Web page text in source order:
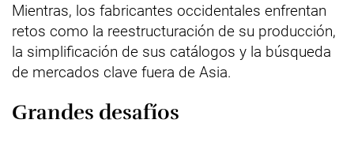
Mientras, los fabricantes occidentales enfrentan
retos como la reestructuración de su producción,
la simplificación de sus catálogos y la búsqueda
de mercados clave fuera de Asia.
Grandes desafíos